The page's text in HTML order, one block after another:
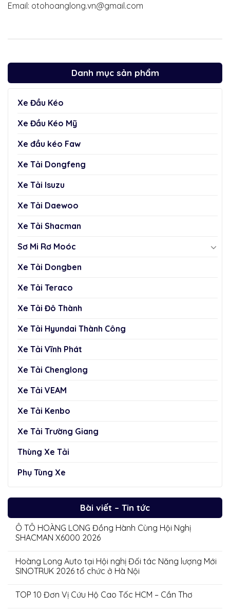
Danh mục sản phẩm
Xe Đầu Kéo
Xe Đầu Kéo Mỹ
Xe đầu kéo Faw
Xe Tải Dongfeng
Xe Tải Isuzu
Xe Tải Daewoo
Xe Tải Shacman
Sơ Mi Rơ Moóc
Xe Tải Dongben
Xe Tải Teraco
Xe Tải Đô Thành
Xe Tải Hyundai Thành Công
Xe Tải Vĩnh Phát
Xe Tải Chenglong
Xe Tải VEAM
Xe Tải Kenbo
Xe Tải Trường Giang
Thùng Xe Tải
Phụ Tùng Xe
Bài viết – Tin tức
Ô TÔ HOÀNG LONG Đồng Hành Cùng Hội Nghị
SHACMAN X6000 2026
Hoàng Long Auto tại Hội nghị Đối tác Năng lượng Mới
SINOTRUK 2026 tổ chức ở Hà Nội
TOP 10 Đơn Vị Cứu Hộ Cao Tốc HCM – Cần Thơ
Email: otohoanglong.vn@gmail.com